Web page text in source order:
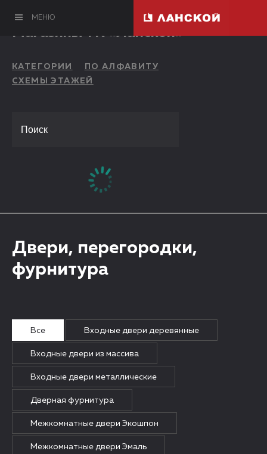
МЕНЮ
Магазины ТК «Ланской»
КАТЕГОРИИ
ПО АЛФАВИТУ
СХЕМЫ ЭТАЖЕЙ
Двери, перегородки,
фурнитура
Все Входные двери деревянные
Входные двери из массива
Входные двери металлические
Дверная фурнитура
Межкомнатные двери Экошпон
Межкомнатные двери Эмаль